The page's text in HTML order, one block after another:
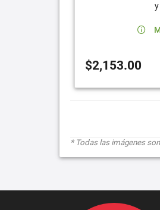
$2,153.00
* Todas las imágenes